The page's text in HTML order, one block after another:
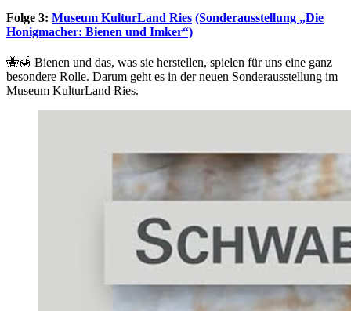
Folge 3: Museum KulturLand Ries (Sonderausstellung „Die
Honigmacher: Bienen und Imker“)
🐝🍯 Bienen und das, was sie herstellen, spielen für uns eine ganz
besondere Rolle. Darum geht es in der neuen Sonderausstellung im
Museum KulturLand Ries.